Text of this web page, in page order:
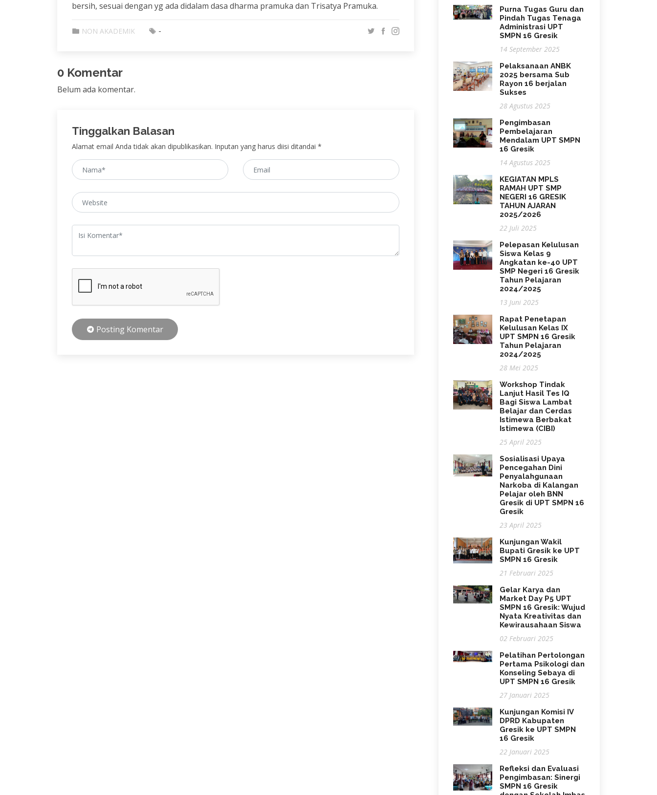
bersih, sesuai dengan yg ada didalam dasa dharma pramuka dan Trisatya Pramuka.
NON AKADEMIK -
0 Komentar
Belum ada komentar.
Tinggalkan Balasan
Alamat email Anda tidak akan dipublikasikan. Inputan yang harus diisi ditandai *
Posting Komentar
Purna Tugas Guru dan
Pindah Tugas Tenaga
Administrasi UPT
SMPN 16 Gresik
14 September 2025
Pelaksanaan ANBK
2025 bersama Sub
Rayon 16 berjalan
Sukses
28 Agustus 2025
Pengimbasan
Pembelajaran
Mendalam UPT SMPN
16 Gresik
14 Agustus 2025
KEGIATAN MPLS
RAMAH UPT SMP
NEGERI 16 GRESIK
TAHUN AJARAN
2025/2026
22 Juli 2025
Pelepasan Kelulusan
Siswa Kelas 9
Angkatan ke-40 UPT
SMP Negeri 16 Gresik
Tahun Pelajaran
2024/2025
13 Juni 2025
Rapat Penetapan
Kelulusan Kelas IX
UPT SMPN 16 Gresik
Tahun Pelajaran
2024/2025
28 Mei 2025
Workshop Tindak
Lanjut Hasil Tes IQ
Bagi Siswa Lambat
Belajar dan Cerdas
Istimewa Berbakat
Istimewa (CIBI)
25 April 2025
Sosialisasi Upaya
Pencegahan Dini
Penyalahgunaan
Narkoba di Kalangan
Pelajar oleh BNN
Gresik di UPT SMPN 16
Gresik
23 April 2025
Kunjungan Wakil
Bupati Gresik ke UPT
SMPN 16 Gresik
21 Februari 2025
Gelar Karya dan
Market Day P5 UPT
SMPN 16 Gresik: Wujud
Nyata Kreativitas dan
Kewirausahaan Siswa
02 Februari 2025
Pelatihan Pertolongan
Pertama Psikologi dan
Konseling Sebaya di
UPT SMPN 16 Gresik
27 Januari 2025
Kunjungan Komisi IV
DPRD Kabupaten
Gresik ke UPT SMPN
16 Gresik
22 Januari 2025
Refleksi dan Evaluasi
Pengimbasan: Sinergi
SMPN 16 Gresik